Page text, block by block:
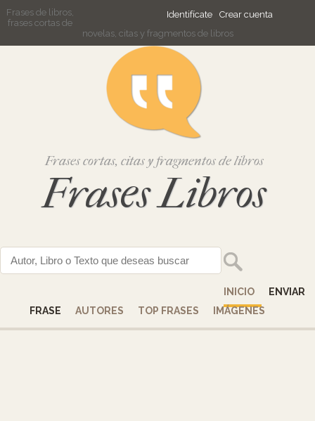
Identifícate Crear cuenta
Frases de libros,
frases cortas de
novelas, citas y fragmentos de libros
Frases cortas, citas y fragmentos de libros
Frases Libros
INICIO
ENVIAR
FRASE
AUTORES TOP FRASES IMÁGENES